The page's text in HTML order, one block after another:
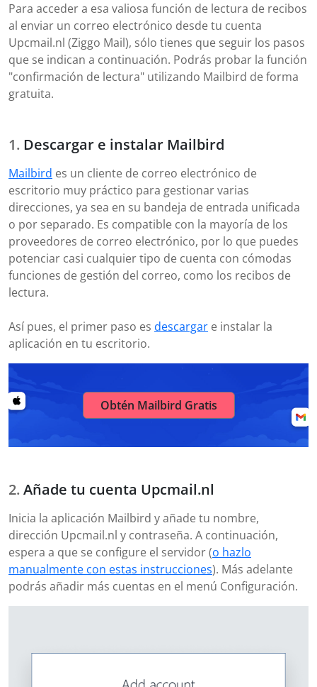
Para acceder a esa valiosa función de lectura de recibos
al enviar un correo electrónico desde tu cuenta
Upcmail.nl (Ziggo Mail), sólo tienes que seguir los pasos
que se indican a continuación. Podrás probar la función
"confirmación de lectura" utilizando Mailbird de forma
gratuita.
Descargar e instalar Mailbird
Mailbird es un cliente de correo electrónico de
escritorio muy práctico para gestionar varias
direcciones, ya sea en su bandeja de entrada unificada
o por separado. Es compatible con la mayoría de los
proveedores de correo electrónico, por lo que puedes
potenciar casi cualquier tipo de cuenta con cómodas
funciones de gestión del correo, como los recibos de
lectura.
Así pues, el primer paso es descargar e instalar la
aplicación en tu escritorio.
Obtén Mailbird Gratis
Añade tu cuenta Upcmail.nl
Inicia la aplicación Mailbird y añade tu nombre,
dirección Upcmail.nl y contraseña. A continuación,
espera a que se configure el servidor (o hazlo
manualmente con estas instrucciones). Más adelante
podrás añadir más cuentas en el menú Configuración.